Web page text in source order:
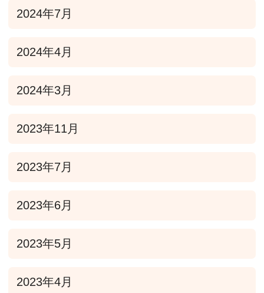
2024年7月
2024年4月
2024年3月
2023年11月
2023年7月
2023年6月
2023年5月
2023年4月